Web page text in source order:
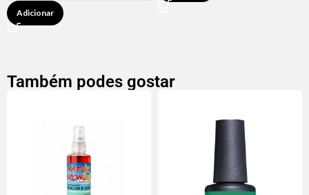
Adicionar
Também podes gostar